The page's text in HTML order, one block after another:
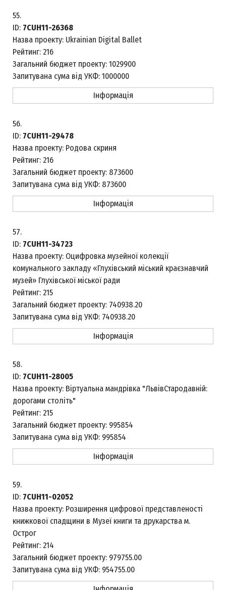
55.
ID: 7CUH11-26368
Назва проекту: Ukrainian Digital Ballet
Рейтинг: 216
Загальний бюджет проекту: 1029900
Запитувана сума від УКФ: 1000000
Інформація
56.
ID: 7CUH11-29478
Назва проекту: Родова скриня
Рейтинг: 216
Загальний бюджет проекту: 873600
Запитувана сума від УКФ: 873600
Інформація
57.
ID: 7CUH11-34723
Назва проекту: Оцифровка музейної колекції
комунального закладу «Глухівський міський краєзнавчий
музей» Глухівської міської ради
Рейтинг: 215
Загальний бюджет проекту: 740938.20
Запитувана сума від УКФ: 740938.20
Інформація
58.
ID: 7CUH11-28005
Назва проекту: Віртуальна мандрівка "ЛьвівСтародавній:
дорогами століть"
Рейтинг: 215
Загальний бюджет проекту: 995854
Запитувана сума від УКФ: 995854
Інформація
59.
ID: 7CUH11-02052
Назва проекту: Розширення цифрової представленості
книжкової спадщини в Музеї книги та друкарства м.
Острог
Рейтинг: 214
Загальний бюджет проекту: 979755.00
Запитувана сума від УКФ: 954755.00